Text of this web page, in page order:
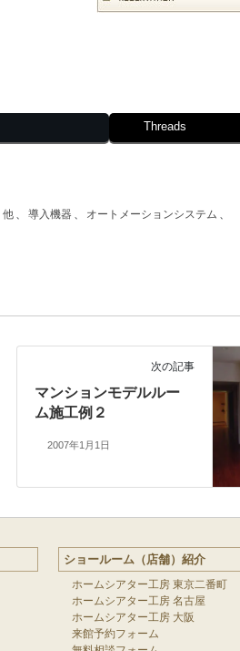
Threads
他 、 導入機器 、 オートメーションシステム 、
次の記事
マンションモデルルー
ム施工例２
2007年1月1日
ショールーム（店舗）紹介
ホームシアター工房 東京二番町
ホームシアター工房 名古屋
ホームシアター工房 大阪
来館予約フォーム